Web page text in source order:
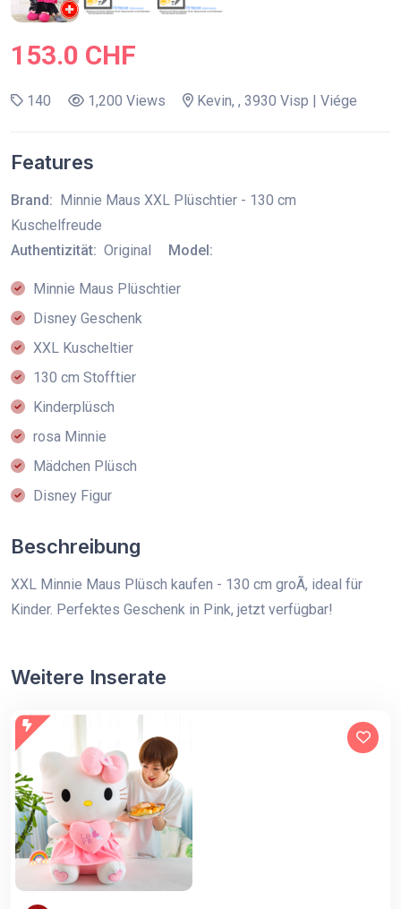
153.0 CHF
140 1,200 Views Kevin, , 3930 Visp | Viége
Features
Brand:
Minnie Maus XXL Plüschtier - 130 cm
Kuschelfreude
Authentizität: Original Model:
Minnie Maus Plüschtier
Disney Geschenk
XXL Kuscheltier
130 cm Stofftier
Kinderplüsch
rosa Minnie
Mädchen Plüsch
Disney Figur
Beschreibung
XXL Minnie Maus Plüsch kaufen - 130 cm groÃ, ideal für
Kinder. Perfektes Geschenk in Pink, jetzt verfügbar!
Weitere Inserate